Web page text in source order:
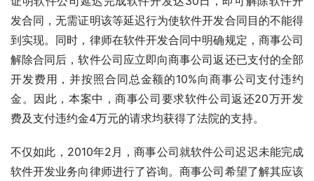
发合同，无需证明该等延迟行为使软件开发合同目的不能得
到实现。同时，律师在软件开发合同中明确规定，商事公司
解除合同后，软件公司应立即向商事公司返还已支付的全部
开发费用，并按照合同总金额的10%向商事公司支付违约
金。因此，本案中，商事公司要求软件公司返还20万开发
费及支付违约金4万元的请求均获得了法院的支持。
不仅如此，2010年2月，商事公司就软件公司迟迟未能完成
软件开发业务向律师进行了咨询。商事公司希望了解其应该